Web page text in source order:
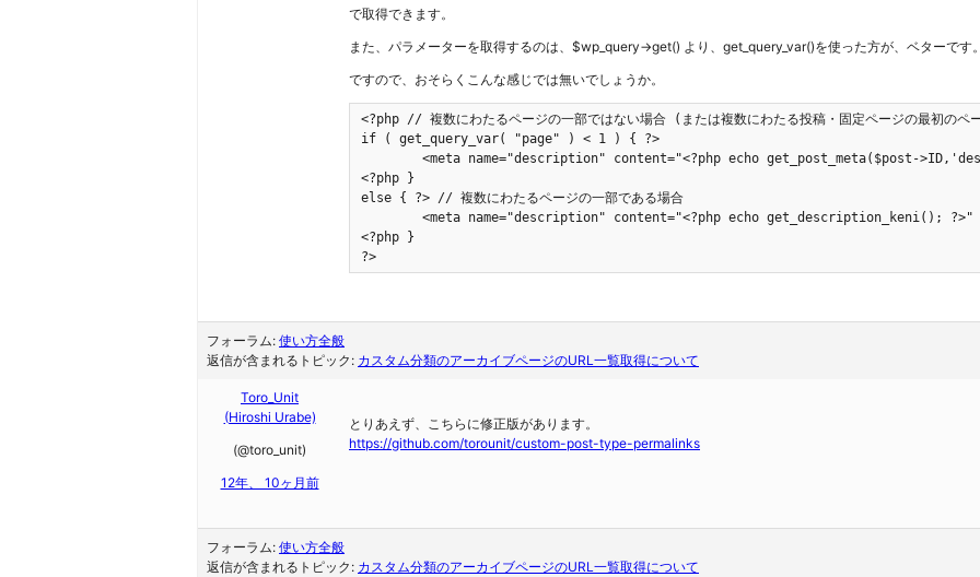
で取得できます。
また、パラメーターを取得するのは、$wp_query->get() より、get_query_var()を使った方が、ベターです
ですので、おそらくこんな感じでは無いでしょうか。
<?php // 複数にわたるページの一部ではない場合 (または複数にわたる投稿・固定ページの最初のペ
if ( get_query_var( "page" ) < 1 ) { ?>
<?php }
else { ?> // 複数にわたるページの一部である場合
<?php }
?>
フォーラム: 使い方全般
返信が含まれるトピック: カスタム分類のアーカイブページのURL一覧取得について
Toro_Unit
(Hiroshi Urabe)
(@toro_unit)
12年、 10ヶ月前
とりあえず、こちらに修正版があります。
https://github.com/torounit/custom-post-type-permalinks
フォーラム: 使い方全般
返信が含まれるトピック: カスタム分類のアーカイブページのURL一覧取得について